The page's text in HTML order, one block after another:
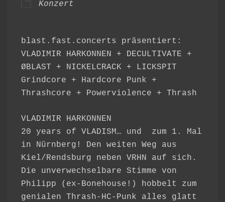
Konzert
blast.fast.concerts präsentiert:
VLADIMIR HARKONNEN + DECULTIVATE +
ØBLAST + NICKELCRACK + LICKSPIT
Grindcore + Hardcore Punk +
Thrashcore + Powerviolence + Thrash
VLADIMIR HARKONNEN
20 years of VLADISM… und zum 1. Mal
in Nürnberg! Den weiten Weg aus
Kiel/Rendsburg neben VRHN auf sich.
Die unverwechselbare Stimme von
Philipp (ex-Bonehouse!) hobbelt zum
genialen Thrash-HC-Punk alles glatt